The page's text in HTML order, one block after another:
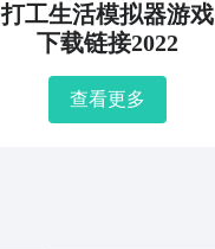
打工生活模拟器游戏
下载链接2022
查看更多